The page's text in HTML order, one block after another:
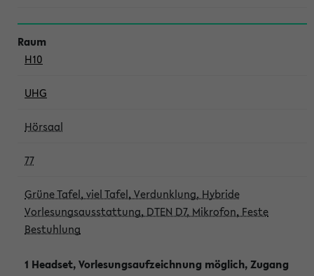
H10
UHG
Hörsaal
77
Grüne Tafel, viel Tafel, Verdunklung, Hybride
Vorlesungsausstattung, DTEN D7, Mikrofon, Feste
Bestuhlung
1 Headset, Vorlesungsaufzeichnung möglich, Zugang